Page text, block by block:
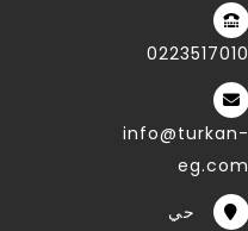
0223517010
info@turkan-
eg.com
حي